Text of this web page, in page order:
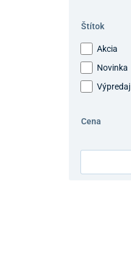
Štítok
Akcia
Novinka
Výpredaj
Cena